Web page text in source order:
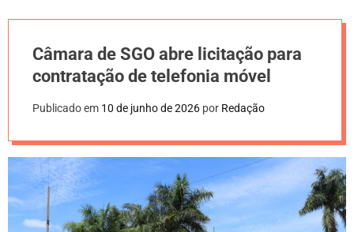
s
r
Câmara de SGO abre licitação para
contratação de telefonia móvel
Publicado em 10 de junho de 2026 por Redação